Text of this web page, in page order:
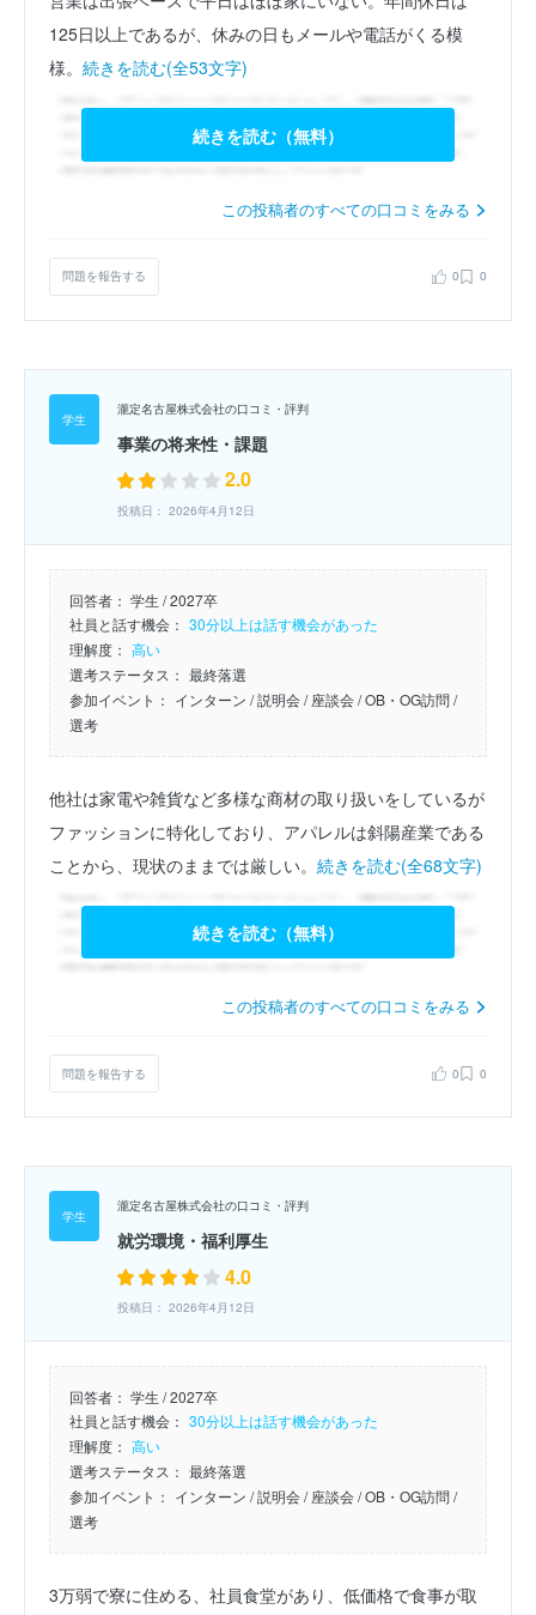
125日以上であるが、休みの日もメールや電話がくる模
様。 続きを読む(全53文字)
続きを読む（無料）
この投稿者のすべての口コミをみる
問題を報告する 0 0
瀧定名古屋株式会社の口コミ・評判
事業の将来性・課題
2.0
投稿日： 2026年4月12日
回答者： 学生 / 2027卒
社員と話す機会： 30分以上は話す機会があった
理解度： 高い
選考ステータス： 最終落選
参加イベント： インターン / 説明会/ 座談会/ OB・OG訪問/
選考
他社は家電や雑貨など多様な商材の取り扱いをしているが
ファッションに特化しており、アパレルは斜陽産業である
ことから、現状のままでは厳しい。 続きを読む(全68文字)
続きを読む（無料）
この投稿者のすべての口コミをみる
問題を報告する 0 0
瀧定名古屋株式会社の口コミ・評判
就労環境・福利厚生
4.0
投稿日： 2026年4月12日
回答者： 学生 / 2027卒
社員と話す機会： 30分以上は話す機会があった
理解度： 高い
選考ステータス： 最終落選
参加イベント： インターン / 説明会/ 座談会/ OB・OG訪問/
選考
3万弱で寮に住める、社員食堂があり、低価格で食事が取